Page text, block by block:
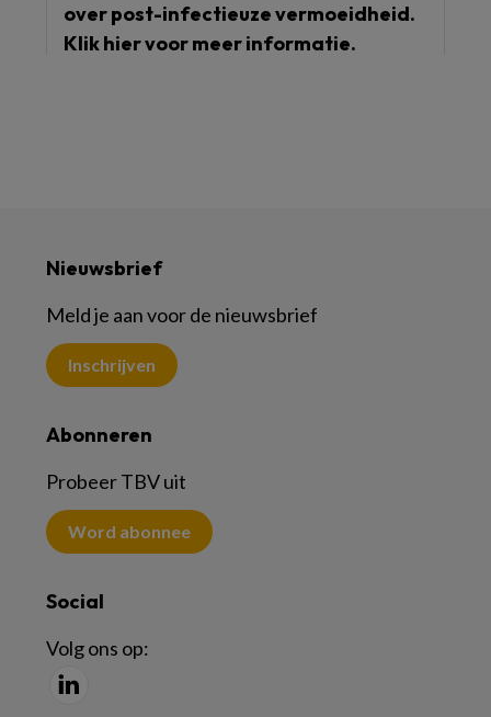
over post-infectieuze vermoeidheid.
Klik hier voor meer informatie.
Nieuwsbrief
Meld je aan voor de nieuwsbrief
Inschrijven
Abonneren
Probeer TBV uit
Word abonnee
Social
Volg ons op: